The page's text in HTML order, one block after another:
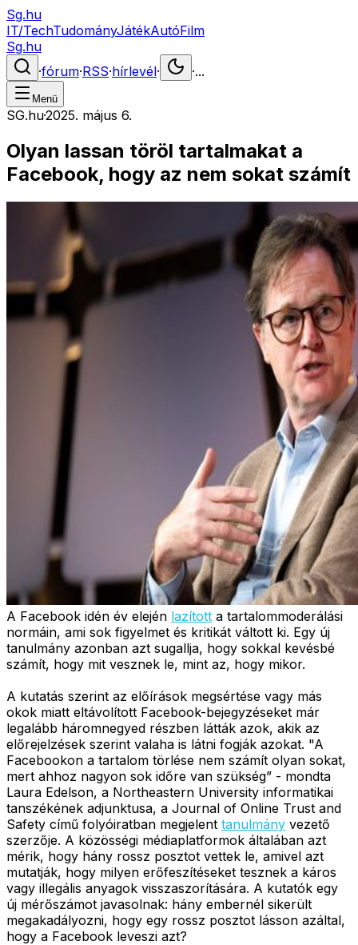
Sg.hu
IT/TechTudományJátékAutóFilm
Sg.hu
·fórum·RSS·hírlevél· ·...
Menü
SG.hu·2025. május 6.
Olyan lassan töröl tartalmakat a
Facebook, hogy az nem sokat számít
A Facebook idén év elején lazított a tartalommoderálási
normáin, ami sok figyelmet és kritikát váltott ki. Egy új
tanulmány azonban azt sugallja, hogy sokkal kevésbé
számít, hogy mit vesznek le, mint az, hogy mikor.
A kutatás szerint az előírások megsértése vagy más
okok miatt eltávolított Facebook-bejegyzéseket már
legalább háromnegyed részben látták azok, akik az
előrejelzések szerint valaha is látni fogják azokat. "A
Facebookon a tartalom törlése nem számít olyan sokat,
mert ahhoz nagyon sok időre van szükség” - mondta
Laura Edelson, a Northeastern University informatikai
tanszékének adjunktusa, a Journal of Online Trust and
Safety című folyóiratban megjelent tanulmány vezető
szerzője. A közösségi médiaplatformok általában azt
mérik, hogy hány rossz posztot vettek le, amivel azt
mutatják, hogy milyen erőfeszítéseket tesznek a káros
vagy illegális anyagok visszaszorítására. A kutatók egy
új mérőszámot javasolnak: hány embernél sikerült
megakadályozni, hogy egy rossz posztot lásson azáltal,
hogy a Facebook leveszi azt?